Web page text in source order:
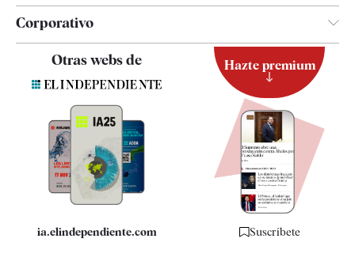
Corporativo
Contacto
Quiénes somos
Especificaciones
Otras webs de
ia.elindependiente.com
Hazte premium
Suscríbete